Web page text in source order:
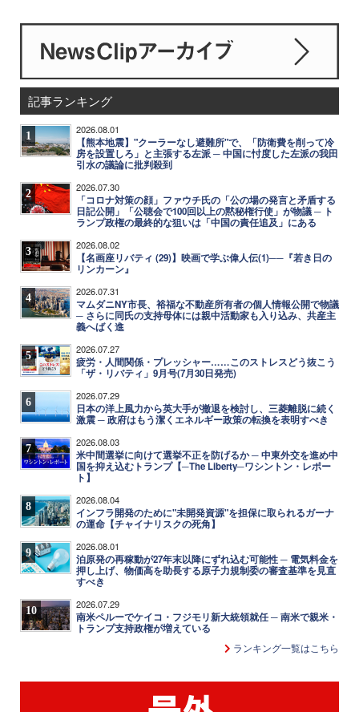
記事ランキング
1 2026.08.01
【熊本地震】"クーラーなし避難所"で、「防衛費を削って冷
房を設置しろ」と主張する左派 ─ 中国に忖度した左派の我田
引水の議論に批判殺到
2 2026.07.30
「コロナ対策の顔」ファウチ氏の「公の場の発言と矛盾する
日記公開」「公聴会で100回以上の黙秘権行使」が物議 ─ ト
ランプ政権の最終的な狙いは「中国の責任追及」にある
3 2026.08.02
【名画座リバティ (29)】映画で学ぶ偉人伝(1)──『若き日の
リンカーン』
4 2026.07.31
マムダニNY市長、裕福な不動産所有者の個人情報公開で物議
─ さらに同氏の支持母体には親中活動家も入り込み、共産主
義へばく進
5 2026.07.27
疲労・人間関係・プレッシャー……このストレスどう抜こう
「ザ・リバティ」9月号(7月30日発売)
6 2026.07.29
日本の洋上風力から英大手が撤退を検討し、三菱離脱に続く
激震 ─ 政府はもう潔くエネルギー政策の転換を表明すべき
7 2026.08.03
米中間選挙に向けて選挙不正を防げるか ─ 中東外交を進め中
国を抑え込むトランプ【─The Liberty─ワシントン・レポー
ト】
8 2026.08.04
インフラ開発のために"未開発資源"を担保に取られるガーナ
の運命【チャイナリスクの死角】
9 2026.08.01
泊原発の再稼動が27年末以降にずれ込む可能性 ─ 電気料金を
押し上げ、物価高を助長する原子力規制委の審査基準を見直
すべき
10 2026.07.29
南米ペルーでケイコ・フジモリ新大統領就任 ─ 南米で親米・
トランプ支持政権が増えている
ランキング一覧はこちら